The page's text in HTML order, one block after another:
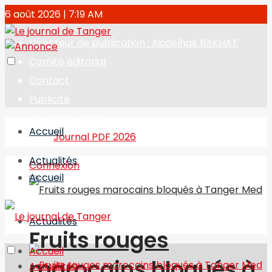
6 août 2026 | 7:19 AM
Directeur de publication : Abdelhak BAKHAT
Journal PDF 2026
Connexion
Accueil
Actualités
Fruits rouges
Accueil
Actualités
Accueil
Actualités